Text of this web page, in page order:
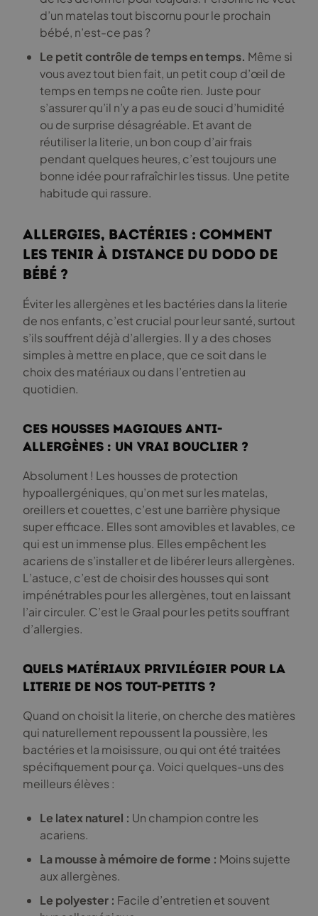
d’un matelas tout biscornu pour le prochain
bébé, n’est-ce pas ?
Le petit contrôle de temps en temps. Même si
vous avez tout bien fait, un petit coup d’œil de
temps en temps ne coûte rien. Juste pour
s’assurer qu’il n’y a pas eu de souci d’humidité
ou de surprise désagréable. Et avant de
réutiliser la literie, un bon coup d’air frais
pendant quelques heures, c’est toujours une
bonne idée pour rafraîchir les tissus. Une petite
habitude qui rassure.
Allergies, bactéries : comment
les tenir à distance du dodo de
bébé ?
Éviter les allergènes et les bactéries dans la literie
de nos enfants, c’est crucial pour leur santé, surtout
s’ils souffrent déjà d’allergies. Il y a des choses
simples à mettre en place, que ce soit dans le
choix des matériaux ou dans l’entretien au
quotidien.
Ces housses magiques anti-
allergènes : un vrai bouclier ?
Absolument ! Les housses de protection
hypoallergéniques, qu’on met sur les matelas,
oreillers et couettes, c’est une barrière physique
super efficace. Elles sont amovibles et lavables, ce
qui est un immense plus. Elles empêchent les
acariens de s’installer et de libérer leurs allergènes.
L’astuce, c’est de choisir des housses qui sont
impénétrables pour les allergènes, tout en laissant
l’air circuler. C’est le Graal pour les petits souffrant
d’allergies.
Quels matériaux privilégier pour la
literie de nos tout-petits ?
Quand on choisit la literie, on cherche des matières
qui naturellement repoussent la poussière, les
bactéries et la moisissure, ou qui ont été traitées
spécifiquement pour ça. Voici quelques-uns des
meilleurs élèves :
Le latex naturel : Un champion contre les
acariens.
La mousse à mémoire de forme : Moins sujette
aux allergènes.
Le polyester : Facile d’entretien et souvent